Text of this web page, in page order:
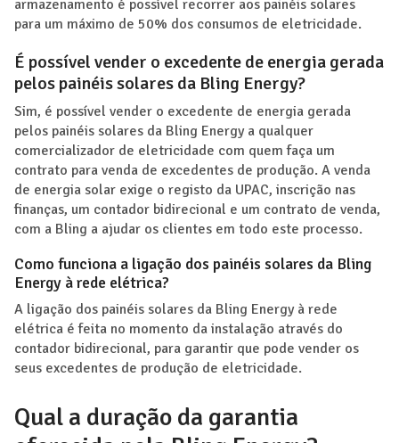
armazenamento é possível recorrer aos painéis solares
para um máximo de 50% dos consumos de eletricidade.
É possível vender o excedente de energia gerada
pelos painéis solares da Bling Energy?
Sim, é possível vender o excedente de energia gerada
pelos painéis solares da Bling Energy a qualquer
comercializador de eletricidade com quem faça um
contrato para venda de excedentes de produção. A venda
de energia solar exige o registo da UPAC, inscrição nas
finanças, um contador bidirecional e um contrato de venda,
com a Bling a ajudar os clientes em todo este processo.
Como funciona a ligação dos painéis solares da Bling
Energy à rede elétrica?
A ligação dos painéis solares da Bling Energy à rede
elétrica é feita no momento da instalação através do
contador bidirecional, para garantir que pode vender os
seus excedentes de produção de eletricidade.
Qual a duração da garantia